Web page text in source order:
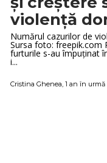
violență
Numărul cazurilor de
Sursa foto: freepik.com
furturile s-au împuținat
i...
Cristina Ghenea, 1 an în urmă